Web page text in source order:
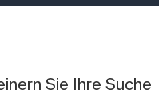
Sie Ihre Suche